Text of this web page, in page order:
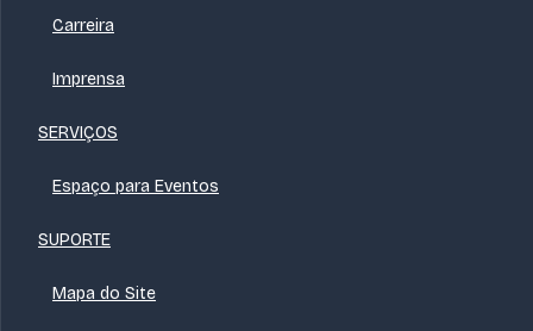
Carreira
Imprensa
SERVIÇOS
Espaço para Eventos
SUPORTE
Mapa do Site